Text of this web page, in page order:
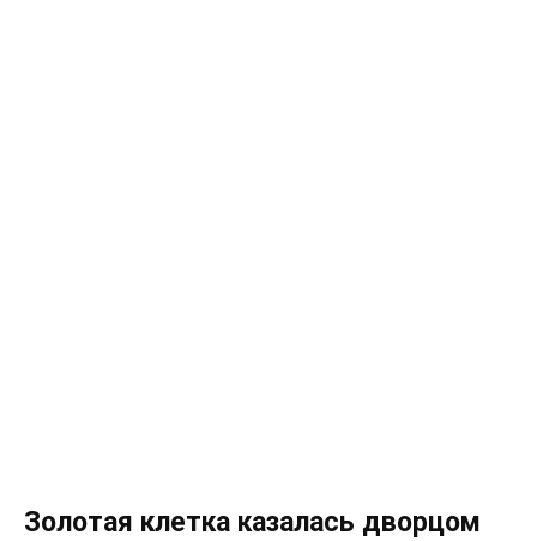
Золотая клетка казалась дворцом